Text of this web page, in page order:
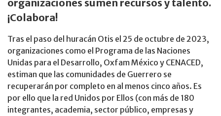
organizaciones sumen recursos y talento.
¡Colabora!
Tras el paso del huracán Otis el 25 de octubre de 2023,
organizaciones como el Programa de las Naciones
Unidas para el Desarrollo, Oxfam México y CENACED,
estiman que las comunidades de Guerrero se
recuperarán por completo en al menos cinco años. Es
por ello que la red Unidos por Ellos (con más de 180
integrantes, academia, sector público, empresas y